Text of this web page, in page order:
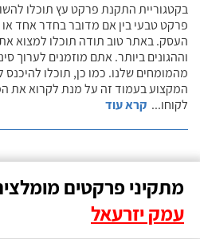
בקטגוריית התקנת פרקט עץ תוכלו
פרקט טבעי בין אם מדובר בחדר אחד
העסק. באתר טוב תודה תוכלו למצוא
וההגונים ביותר. אתם מוזמנים לערוך
מהמומחים שלנו. כמו כן, תוכלו
המקצוע בעמוד זה על מנת לקרוא את
לקוחו... קרא עוד
מתקיני פרקטים
עמק יזרעאל